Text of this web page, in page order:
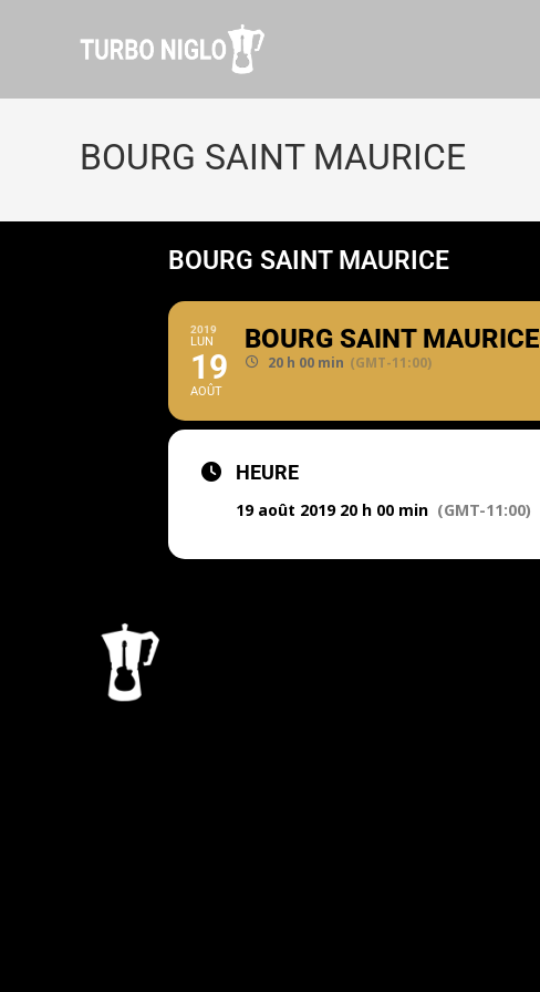
BOURG SAINT MAURICE
BOURG SAINT MAURICE
2019
LUN
19
AOÛT
BOURG SAINT MAURICE
20 h 00 min (GMT-11:00)
HEURE
19 août 2019 20 h 00 min (GMT-11:00)